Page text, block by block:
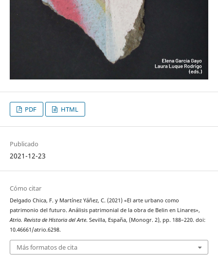
PDF HTML
Publicado
2021-12-23
Cómo citar
Delgado Chica, F. y Martínez Yáñez, C. (2021) «El arte urbano como
patrimonio del futuro. Análisis patrimonial de la obra de Belin en Linares»,
Atrio. Revista de Historia del Arte. Sevilla, España, (Monogr. 2), pp. 188–220. doi:
10.46661/atrio.6298.
Más formatos de cita